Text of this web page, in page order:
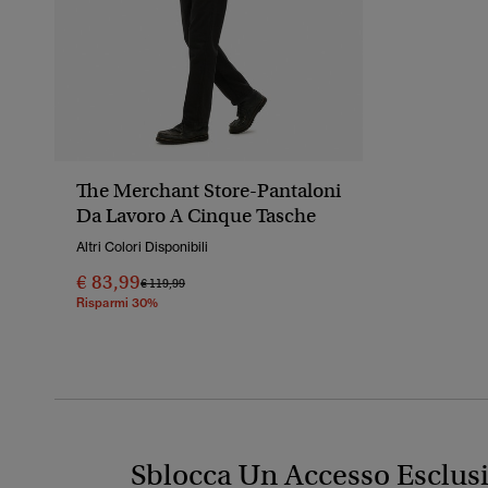
The Merchant Store-Pantaloni
Da Lavoro A Cinque Tasche
Altri Colori Disponibili
€ 83,99Prezzo Ridotto Da
€ 119,99A
Risparmi 30%
Sblocca Un Accesso